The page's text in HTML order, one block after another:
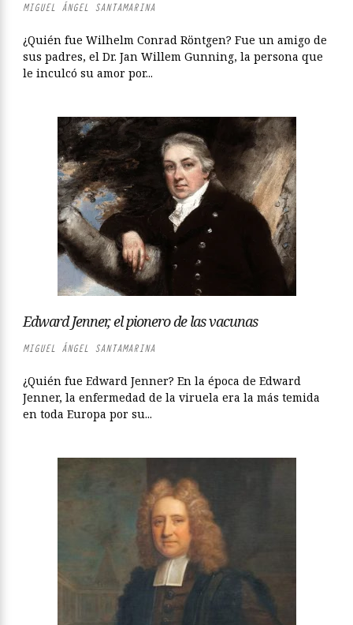
MIGUEL ÁNGEL SANTAMARINA
¿Quién fue Wilhelm Conrad Röntgen? Fue un amigo de
sus padres, el Dr. Jan Willem Gunning, la persona que
le inculcó su amor por...
Edward Jenner, el pionero de las vacunas
MIGUEL ÁNGEL SANTAMARINA
¿Quién fue Edward Jenner? En la época de Edward
Jenner, la enfermedad de la viruela era la más temida
en toda Europa por su...